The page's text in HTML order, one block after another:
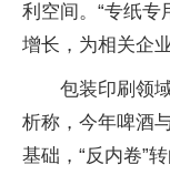
利空间。“专纸专
增长，为相关企
包装印刷领
析称，今年啤酒
基础，“反内卷”